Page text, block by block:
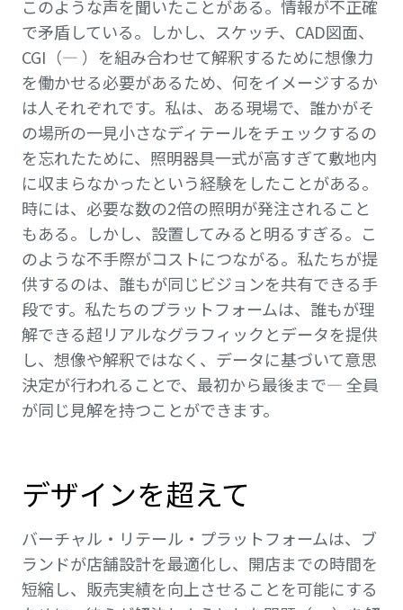
このような声を聞いたことがある。情報が不正確
で矛盾している。しかし、スケッチ、CAD図面、
CGI（— ）を組み合わせて解釈するために想像力
を働かせる必要があるため、何をイメージするか
は人それぞれです。私は、ある現場で、誰かがそ
の場所の一見小さなディテールをチェックするの
を忘れたために、照明器具一式が高すぎて敷地内
に収まらなかったという経験をしたことがある。
時には、必要な数の2倍の照明が発注されること
もある。しかし、設置してみると明るすぎる。こ
のような不手際がコストにつながる。私たちが提
供するのは、誰もが同じビジョンを共有できる手
段です。私たちのプラットフォームは、誰もが理
解できる超リアルなグラフィックとデータを提供
し、想像や解釈ではなく、データに基づいて意思
決定が行われることで、最初から最後まで— 全員
が同じ見解を持つことができます。
デザインを超えて
バーチャル・リテール・プラットフォームは、ブ
ランドが店舗設計を最適化し、開店までの時間を
短縮し、販売実績を向上させることを可能にする